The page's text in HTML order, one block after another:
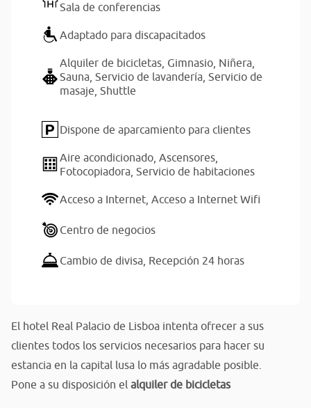
Sala de conferencias
Adaptado para discapacitados
Alquiler de bicicletas, Gimnasio, Niñera,
Sauna, Servicio de lavandería, Servicio de
masaje, Shuttle
Dispone de aparcamiento para clientes
Aire acondicionado, Ascensores,
Fotocopiadora, Servicio de habitaciones
Acceso a Internet, Acceso a Internet Wifi
Centro de negocios
Cambio de divisa, Recepción 24 horas
El hotel Real Palacio de Lisboa intenta ofrecer a sus
clientes todos los servicios necesarios para hacer su
estancia en la capital lusa lo más agradable posible.
Pone a su disposición el alquiler de bicicletas